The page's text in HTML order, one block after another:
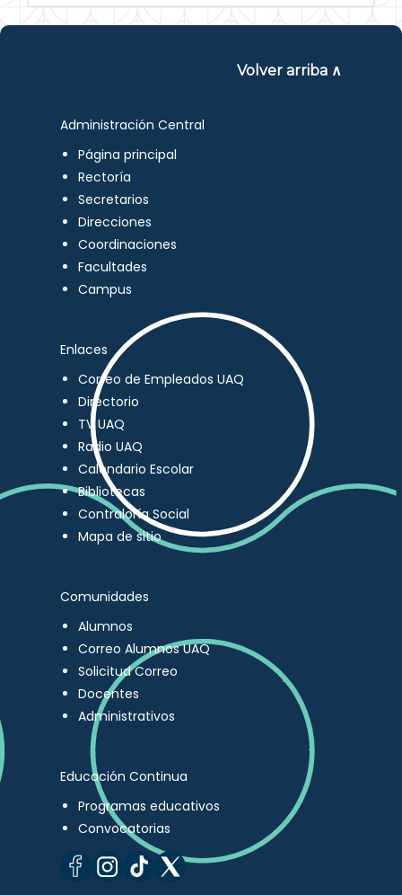
Volver arriba ∧
Administración Central
Página principal
Rectoría
Secretarios
Direcciones
Coordinaciones
Facultades
Campus
Enlaces
Correo de Empleados UAQ
Directorio
TV UAQ
Radio UAQ
Calendario Escolar
Bibliotecas
Contraloría Social
Mapa de sitio
Comunidades
Alumnos
Correo Alumnos UAQ
Solicitud Correo
Docentes
Administrativos
Educación Continua
Programas educativos
Convocatorias